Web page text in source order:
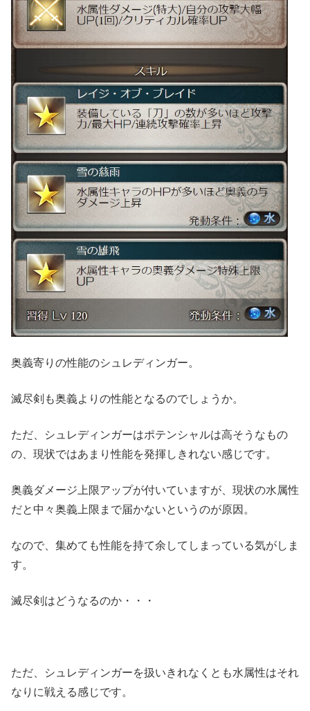
奥義寄りの性能のシュレディンガー。
滅尽剣も奥義よりの性能となるのでしょうか。
ただ、シュレディンガーはポテンシャルは高そうなもの
の、現状ではあまり性能を発揮しきれない感じです。
奥義ダメージ上限アップが付いていますが、現状の水属性
だと中々奥義上限まで届かないというのが原因。
なので、集めても性能を持て余してしまっている気がしま
す。
滅尽剣はどうなるのか・・・
ただ、シュレディンガーを扱いきれなくとも水属性はそれ
なりに戦える感じです。